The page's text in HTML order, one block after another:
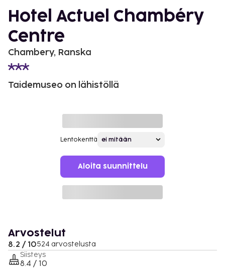
Hotel Actuel Chambéry
Centre
Chambery, Ranska
Taidemuseo on lähistöllä
Lentokenttä
Aloita suunnittelu
Arvostelut
8.2 / 10524 arvostelusta
Siisteys
8.4 / 10